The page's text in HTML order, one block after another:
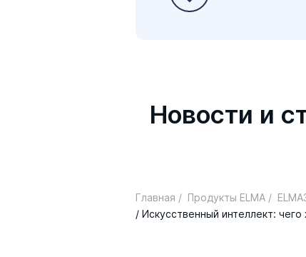
Новости и
Главная / Продукты ELMA /
/ Искусственный интеллект: